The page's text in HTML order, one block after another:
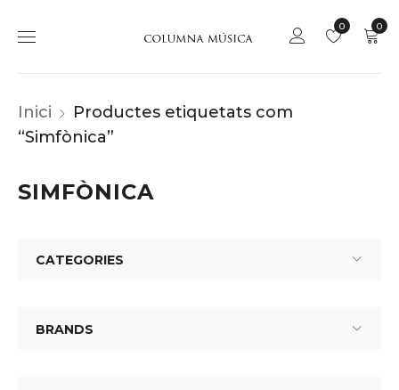
0
0
Inici
Productes etiquetats com
“Simfònica”
SIMFÒNICA
CATEGORIES
BRANDS